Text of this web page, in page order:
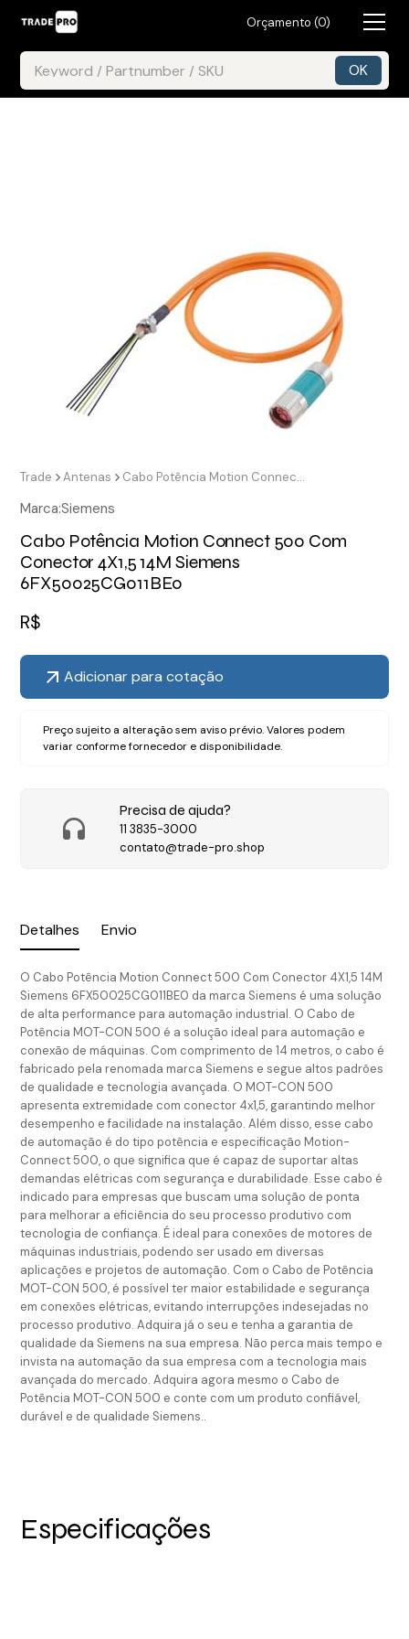
Orçamento (0)
Detalhes Envio
O Cabo Potência Motion Connect 500 Com Conector 4X1,5 14M
Siemens 6FX50025CG011BE0 da marca Siemens é uma solução
de alta performance para automação industrial. O Cabo de
Potência MOT-CON 500 é a solução ideal para automação e
conexão de máquinas. Com comprimento de 14 metros, o cabo é
fabricado pela renomada marca Siemens e segue altos padrões
de qualidade e tecnologia avançada. O MOT-CON 500
apresenta extremidade com conector 4x1,5, garantindo melhor
desempenho e facilidade na instalação. Além disso, esse cabo
de automação é do tipo potência e especificação Motion-
Connect 500, o que significa que é capaz de suportar altas
demandas elétricas com segurança e durabilidade. Esse cabo é
indicado para empresas que buscam uma solução de ponta
para melhorar a eficiência do seu processo produtivo com
tecnologia de confiança. É ideal para conexões de motores de
máquinas industriais, podendo ser usado em diversas
aplicações e projetos de automação. Com o Cabo de Potência
MOT-CON 500, é possível ter maior estabilidade e segurança
em conexões elétricas, evitando interrupções indesejadas no
processo produtivo. Adquira já o seu e tenha a garantia de
qualidade da Siemens na sua empresa. Não perca mais tempo e
invista na automação da sua empresa com a tecnologia mais
avançada do mercado. Adquira agora mesmo o Cabo de
Potência MOT-CON 500 e conte com um produto confiável,
durável e de qualidade Siemens..
Trade Antenas Cabo Potência Motion Connect 500 Com Conector 4X1,5 14M Siemens 6FX50025CG011BE0
Marca:Siemens
Cabo Potência Motion Connect 500 Com
Conector 4X1,5 14M Siemens
6FX50025CG011BE0
R$
Adicionar para cotação
Preço sujeito a alteração sem aviso prévio. Valores podem
variar conforme fornecedor e disponibilidade.
Precisa de ajuda?
11 3835-3000
contato@trade-pro.shop
Especificações